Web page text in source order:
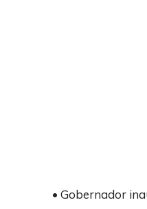
• Gobernador